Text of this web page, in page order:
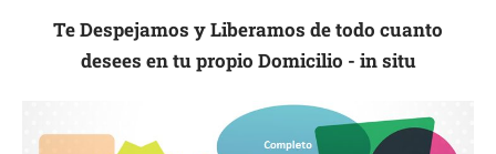
Te Despejamos y Liberamos de todo cuanto
desees en tu propio Domicilio - in situ